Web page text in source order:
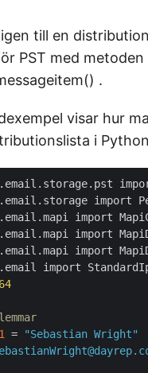
till en
PST med metoden
.
visar hur
i
64
=
"Sebastian Wright"